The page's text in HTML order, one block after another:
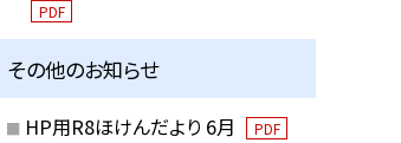
PDF
その他のお知らせ
HP用R8ほけんだより 6月 PDF